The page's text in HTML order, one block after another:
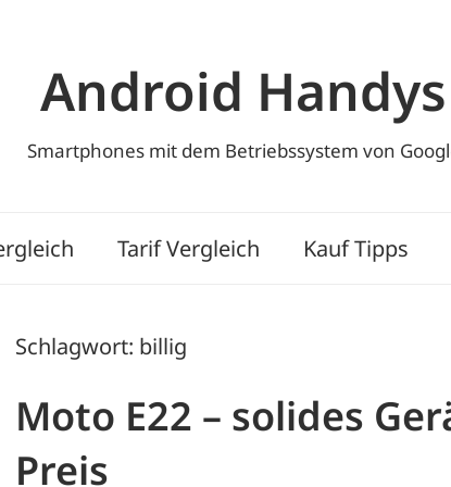
Android Handys
Smartphones mit dem Betriebssystem von
Tarif Vergleich Kauf Tipps
Schlagwort: billig
Moto E22 – solides
Preis